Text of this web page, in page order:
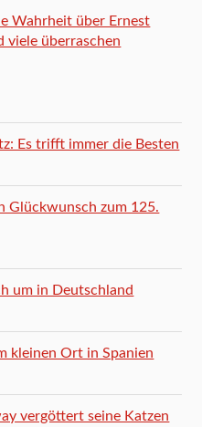
Wahrheit über Ernest
viele überraschen
Es trifft immer die Besten
Glückwunsch zum 125.
um in Deutschland
kleinen Ort in Spanien
vergöttert seine Katzen